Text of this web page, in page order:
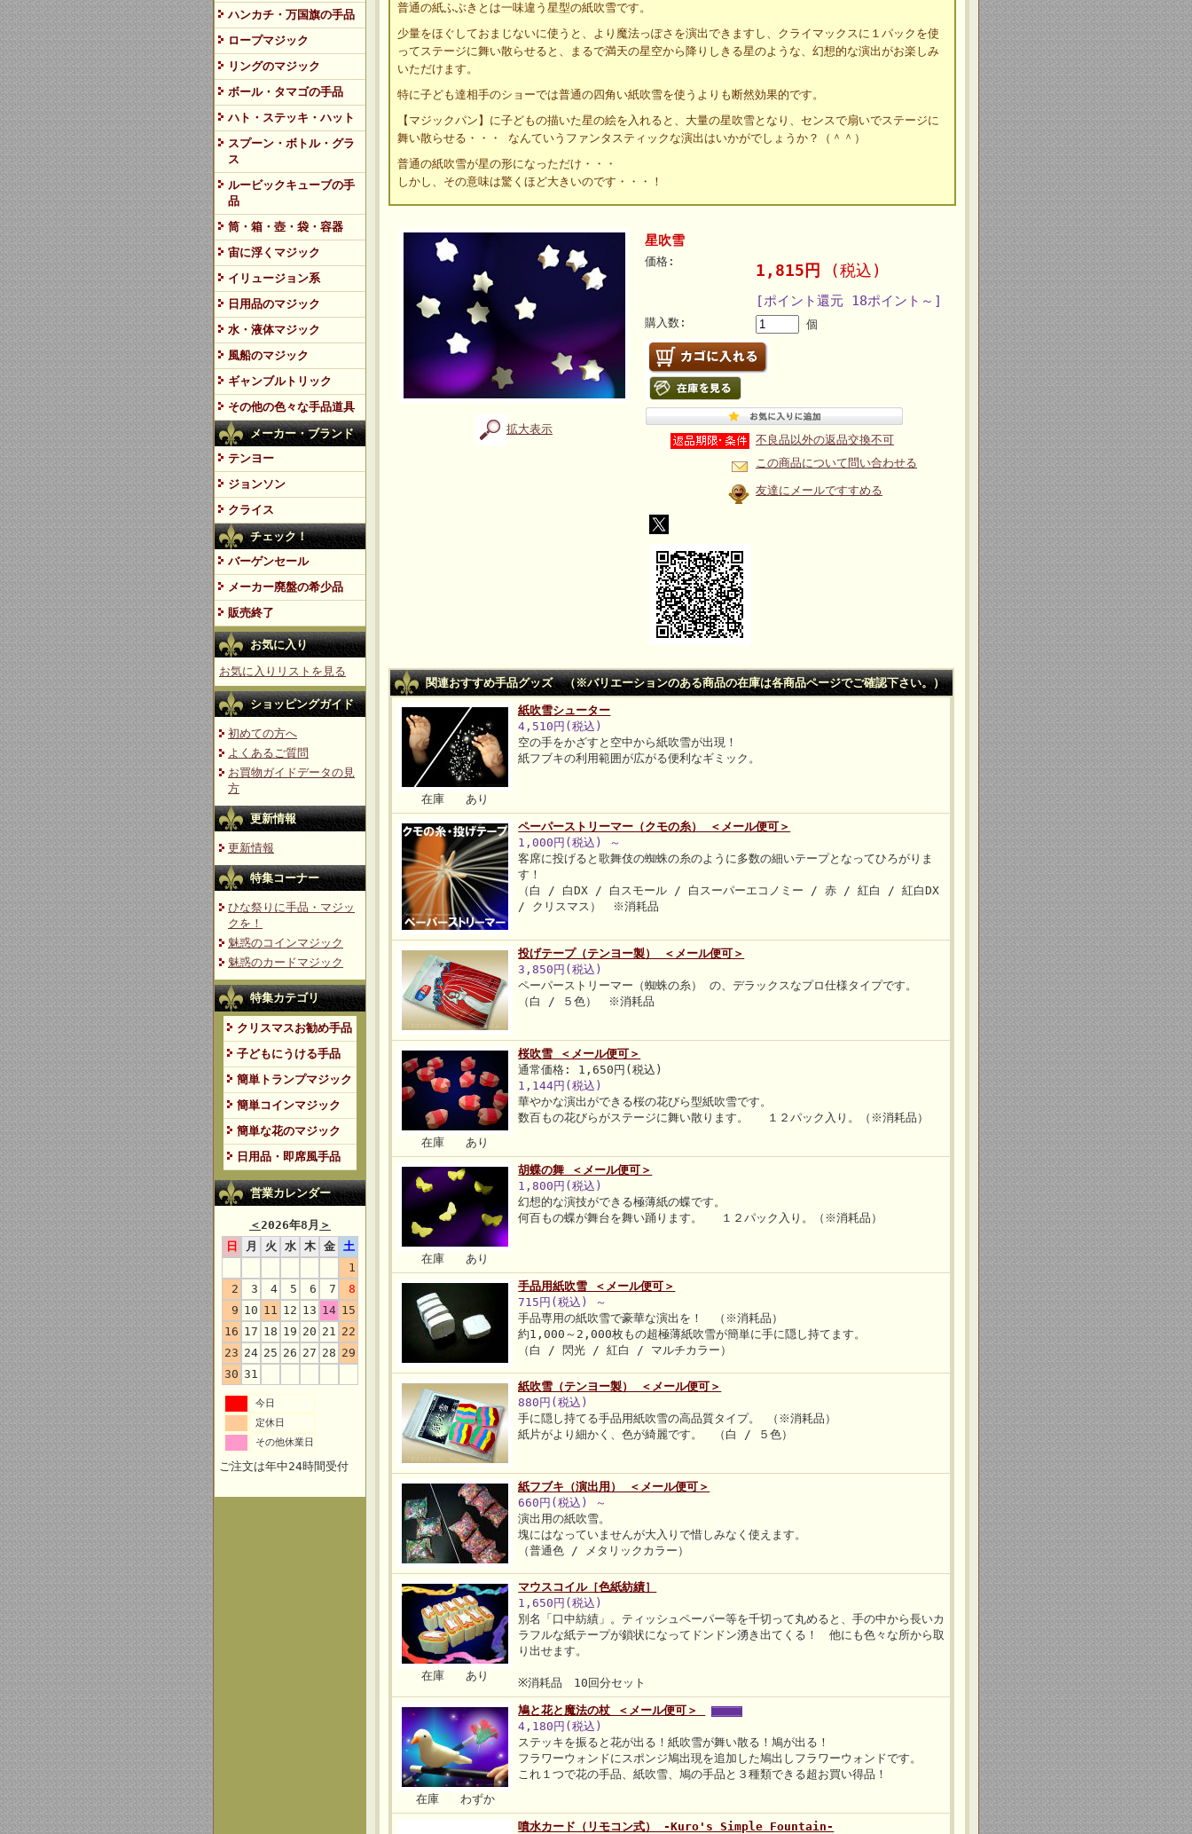
ハンカチ・万国旗の手品
ロープマジック
リングのマジック
ボール・タマゴの手品
ハト・ステッキ・ハット
スプーン・ボトル・グラ
ス
ルービックキューブの手
品
筒・箱・壺・袋・容器
宙に浮くマジック
イリュージョン系
日用品のマジック
水・液体マジック
風船のマジック
ギャンブルトリック
その他の色々な手品道具
メーカー・ブランド
テンヨー
ジョンソン
クライス
チェック！
バーゲンセール
メーカー廃盤の希少品
販売終了
お気に入り
お気に入りリストを見る
ショッピングガイド
初めての方へ
よくあるご質問
お買物ガイドデータの見
方
更新情報
更新情報
特集コーナー
ひな祭りに手品・マジッ
クを！
魅惑のコインマジック
魅惑のカードマジック
特集カテゴリ
クリスマスお勧め手品
子どもにうける手品
簡単トランプマジック
簡単コインマジック
簡単な花のマジック
日用品・即席風手品
営業カレンダー
＜2026年8月 ＞
日
月 火 水 木 金
土
1
2
3 4 5 6 7
8
9 10 11 12 13 14 15
16 17 18 19 20 21 22
23 24 25 26 27 28 29
30 31
今日
定休日
その他休業日
ご注文は年中24時間受付
普通の紙ふぶきとは一味違う星型の紙吹雪です。
少量をほぐしておまじないに使うと、より魔法っぽさを演出できますし、クライマックスに１パックを使
ってステージに舞い散らせると、まるで満天の星空から降りしきる星のような、幻想的な演出がお楽しみ
いただけます。
特に子ども達相手のショーでは普通の四角い紙吹雪を使うよりも断然効果的です。
【マジックパン】に子どもの描いた星の絵を入れると、大量の星吹雪となり、センスで扇いでステージに
舞い散らせる・・・ なんていうファンタスティックな演出はいかがでしょうか？（＾＾）
普通の紙吹雪が星の形になっただけ・・・
しかし、その意味は驚くほど大きいのです・・・！
拡大表示
星吹雪
価格: 1,815円 (税込)
[ポイント還元 18ポイント～]
購入数: 個
不良品以外の返品交換不可
この商品について問い合わせる
友達にメールですすめる
関連おすすめ手品グッズ （※バリエーションのある商品の在庫は各商品ページでご確認下さい。）
在庫 あり
紙吹雪シューター
4,510円(税込)
空の手をかざすと空中から紙吹雪が出現！
紙フブキの利用範囲が広がる便利なギミック。
ペーパーストリーマー（クモの糸） ＜メール便可＞
1,000円(税込)
～
客席に投げると歌舞伎の蜘蛛の糸のように多数の細いテープとなってひろがりま
す！
（白 / 白DX / 白スモール / 白スーパーエコノミー / 赤 / 紅白 / 紅白DX
/ クリスマス） ※消耗品
投げテープ（テンヨー製） ＜メール便可＞
3,850円(税込)
ペーパーストリーマー（蜘蛛の糸） の、デラックスなプロ仕様タイプです。
（白 / ５色） ※消耗品
在庫 あり
桜吹雪 ＜メール便可＞
通常価格: 1,650円(税込)
1,144円(税込)
華やかな演出ができる桜の花びら型紙吹雪です。
数百もの花びらがステージに舞い散ります。 １２パック入り。（※消耗品）
在庫 あり
胡蝶の舞 ＜メール便可＞
1,800円(税込)
幻想的な演技ができる極薄紙の蝶です。
何百もの蝶が舞台を舞い踊ります。 １２パック入り。（※消耗品）
手品用紙吹雪 ＜メール便可＞
715円(税込)
～
手品専用の紙吹雪で豪華な演出を！ （※消耗品）
約1,000～2,000枚もの超極薄紙吹雪が簡単に手に隠し持てます。
（白 / 閃光 / 紅白 / マルチカラー）
紙吹雪（テンヨー製） ＜メール便可＞
880円(税込)
手に隠し持てる手品用紙吹雪の高品質タイプ。 （※消耗品）
紙片がより細かく、色が綺麗です。 （白 / ５色）
紙フブキ（演出用） ＜メール便可＞
660円(税込)
～
演出用の紙吹雪。
塊にはなっていませんが大入りで惜しみなく使えます。
（普通色 / メタリックカラー）
在庫 あり
マウスコイル［色紙紡績］
1,650円(税込)
別名「口中紡績」。ティッシュペーパー等を千切って丸めると、手の中から長いカ
ラフルな紙テープが鎖状になってドンドン湧き出てくる！ 他にも色々な所から取
り出せます。
※消耗品 10回分セット
在庫 わずか
鳩と花と魔法の杖 ＜メール便可＞
4,180円(税込)
ステッキを振ると花が出る！紙吹雪が舞い散る！鳩が出る！
フラワーウォンドにスポンジ鳩出現を追加した鳩出しフラワーウォンドです。
これ１つで花の手品、紙吹雪、鳩の手品と３種類できる超お買い得品！
噴水カード（リモコン式） -Kuro's Simple Fountain-